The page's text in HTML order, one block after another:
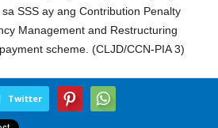
SSS ay ang Contribution Penalty
Management and Restructuring
scheme. (CLJD/CCN-PIA 3)
Twitter